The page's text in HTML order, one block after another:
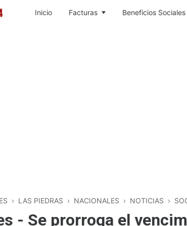
Inicio Facturas Beneficios Sociales
› LAS PIEDRAS › NACIONALES › NOTICIAS ›
- Se prorroga el